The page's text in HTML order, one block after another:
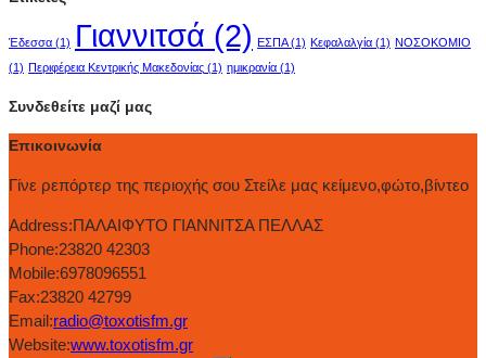
Έδεσσα (1) Γιαννιτσά (2) ΕΣΠΑ(1) Κεφαλαλγία (1) ΝΟΣΟΚΟΜΙΟ
(1) Περιφέρεια Κεντρικής Μακεδονίας (1) ημικρανία (1)
Συνδεθείτε μαζί μας
Επικοινωνία
Γίνε ρεπόρτερ της περιοχής σου Στείλε μας κείμενο,φώτο,βίντεο
Address:ΠΑΛΑΙΦΥΤΟ ΓΙΑΝΝΙΤΣΑ ΠΕΛΛΑΣ
Phone:23820 42303
Mobile:6978096551
Fax:23820 42799
Email:radio@toxotisfm.gr
Website:www.toxotisfm.gr